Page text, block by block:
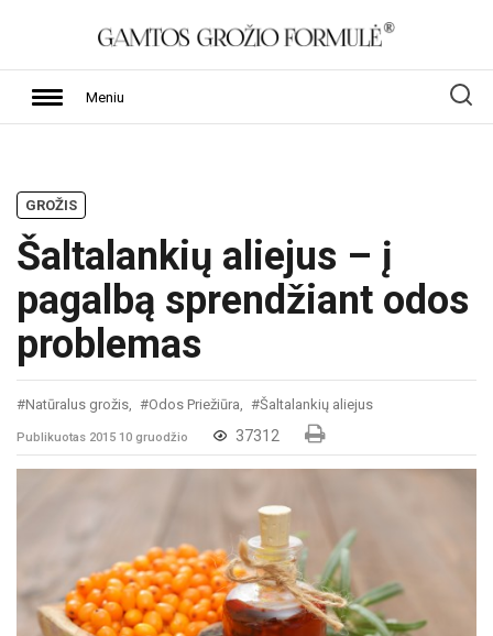
Meniu
GROŽIS
Šaltalankių aliejus – į
pagalbą sprendžiant odos
problemas
#Natūralus grožis, #Odos Priežiūra, #Šaltalankių aliejus
Publikuotas 2015 10 gruodžio 37312